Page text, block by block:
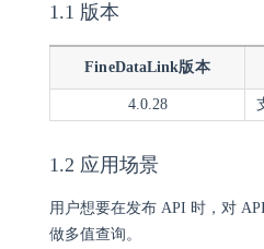
1.1 版本
FineDataLink版本
4.0.28
1.2 应用场景
用户想要在发布 API 时，对
做多值查询。